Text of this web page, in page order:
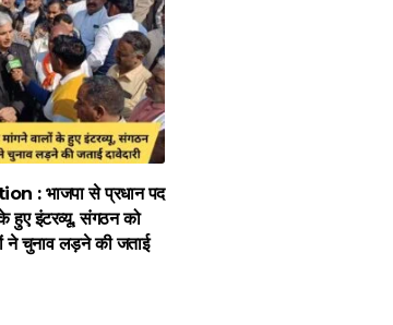
: भाजपा से प्रधान पद
हुए इंटरव्यू, संगठन को
ने चुनाव लड़ने की जताई